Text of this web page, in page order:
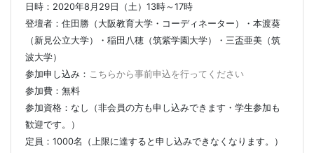
日時：2020年8月29日（土）13時～17時
登壇者：住田勝（大阪教育大学・コーディネーター）・本渡葵
（新見公立大学）・稲田八穂（筑紫学園大学）・三盃亜美（筑
波大学）
参加申し込み： こちらから事前申込を行ってください
参加費：無料
参加資格：なし（非会員の方も申し込みできます・学生参加も
歓迎です。）
定員：1000名（上限に達すると申し込みできなくなります。）